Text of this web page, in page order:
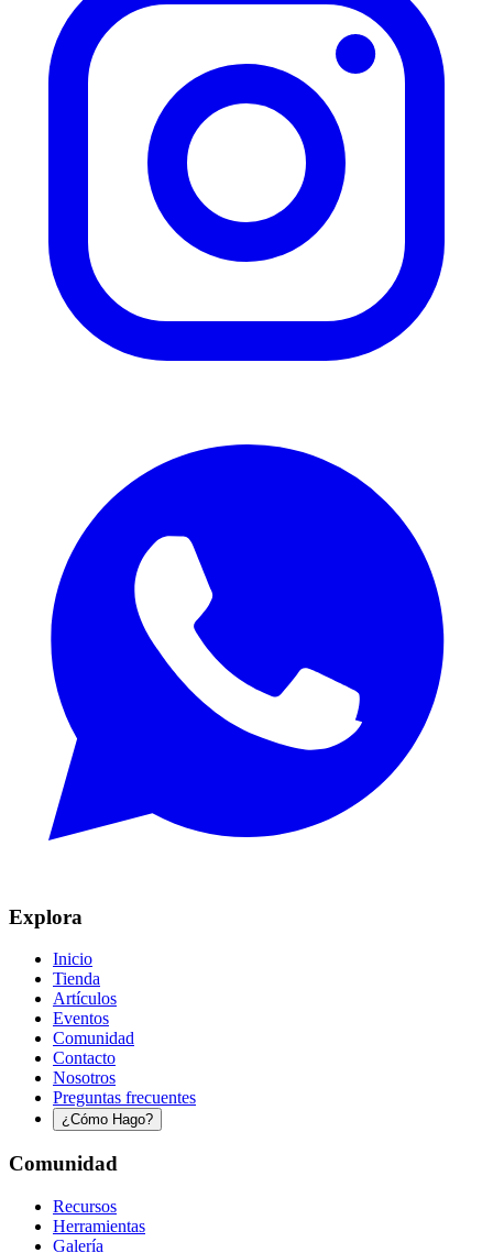
Explora
Inicio
Tienda
Artículos
Eventos
Comunidad
Contacto
Nosotros
Preguntas frecuentes
¿Cómo Hago?
Comunidad
Recursos
Herramientas
Galería